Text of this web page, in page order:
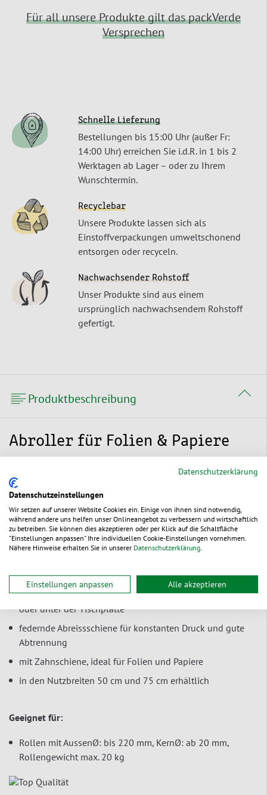
Für all unsere Produkte gilt das packVerde
Versprechen
Schnelle Lieferung
Bestellungen bis 15:00 Uhr (außer Fr:
14:00 Uhr) erreichen Sie i.d.R. in 1 bis 2
Werktagen ab Lager – oder zu Ihrem
Wunschtermin.
Recyclebar
Unsere Produkte lassen sich als
Einstoffverpackungen umweltschonend
entsorgen oder recyceln.
Nachwachsender Rohstoff
Unser Produkte sind aus einem
ursprünglich nachwachsendem Rohstoff
gefertigt.
Produktbeschreibung
Abroller für Folien & Papiere
Der Abroller für Folien und Papiere (Ladenrollen) ist
besonders einfach in der Handhabung: Das Abreißen von
passenden Folien- und Papierformaten ist mit der federnden,
gezahnten Abreißschiene ganz einfach. Das dezente Design
des Abrollers passt sich gut in verschiedenste
Ladeneinrichtungen und Packstellenumgebungen ein.
praktische Einhandbedienung dank hoher Standfestigkeit
Stahlprofilrahmen in Lichtgrau
Ausführungen zur Montage an der Wand, auf dem Tisch
oder unter der Tischplatte
federnde Abreissschiene für konstanten Druck und gute
Abtrennung
mit Zahnschiene, ideal für Folien und Papiere
in den Nutzbreiten 50 cm und 75 cm erhältlich
Geeignet für:
Rollen mit AussenØ: bis 220 mm, KernØ: ab 20 mm,
Rollengewicht max. 20 kg
Datenschutzerklärung
Datenschutzeinstellungen
Wir setzen auf unserer Website Cookies ein. Einige von ihnen sind notwendig,
während andere uns helfen unser Onlineangebot zu verbessern und wirtschaftlich
zu betreiben. Sie können dies akzeptieren oder per Klick auf die Schaltfläche
"Einstellungen anpassen" Ihre individuellen Cookie-Einstellungen vornehmen.
Nähere Hinweise erhalten Sie in unserer Datenschutzerklärung
Einstellungen anpassen Alle akzeptieren